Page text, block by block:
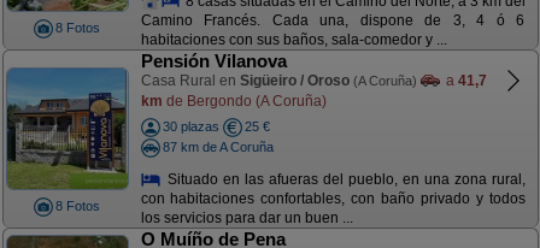
8 Fotos
Camino Francés. Cada una, dispone de 3, 4 ó 6
habitaciones con sus baños, sala-comedor y ...
8 Fotos
Pensión Vilanova
Casa Rural en Sigüeiro / Oroso (A Coruña) a 41,7
km de Bergondo (A Coruña)
30 plazas
25 €
87 km de A Coruña
Situado en las afueras del pueblo, en una zona rural,
con habitaciones confortables, con baño privado y todos
los servicios para dar un buen ...
O Muíño de Pena